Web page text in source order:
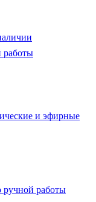
работы
и эфирные
работы